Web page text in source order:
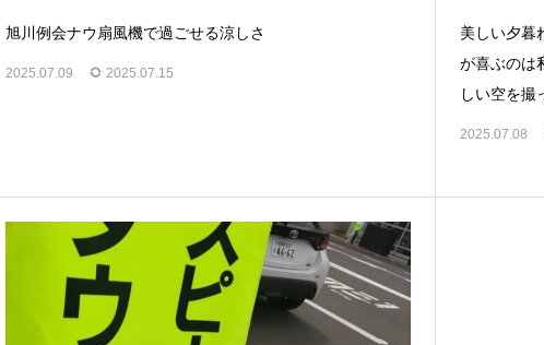
旭川例会ナウ扇風機で過ごせる涼しさ
2025.07.09 2025.07.15
美しい夕暮
が喜ぶのは
しい空を撮
2025.07.08